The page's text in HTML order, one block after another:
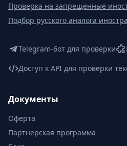
Проверка на запрещенные
Подбор русского аналога
Telegram-бот для проверки
Доступ к API для проверки
Документы
Оферта
Партнерская программа